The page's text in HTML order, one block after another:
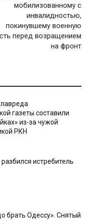
мобилизованному с
инвалидностью,
покинувшему военную
перед возращением
на фронт
газеты составили
из-за чужой
РКН
истребитель
брать Одессу». Снятый